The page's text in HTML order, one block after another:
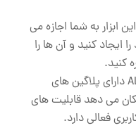
ابزار به شما اجازه می
کنید و آن ‌ها را
کنید.
: Altered دارای پلاگین‌ های
می ‌دهد قابلیت‌ های
فعالی دارد.